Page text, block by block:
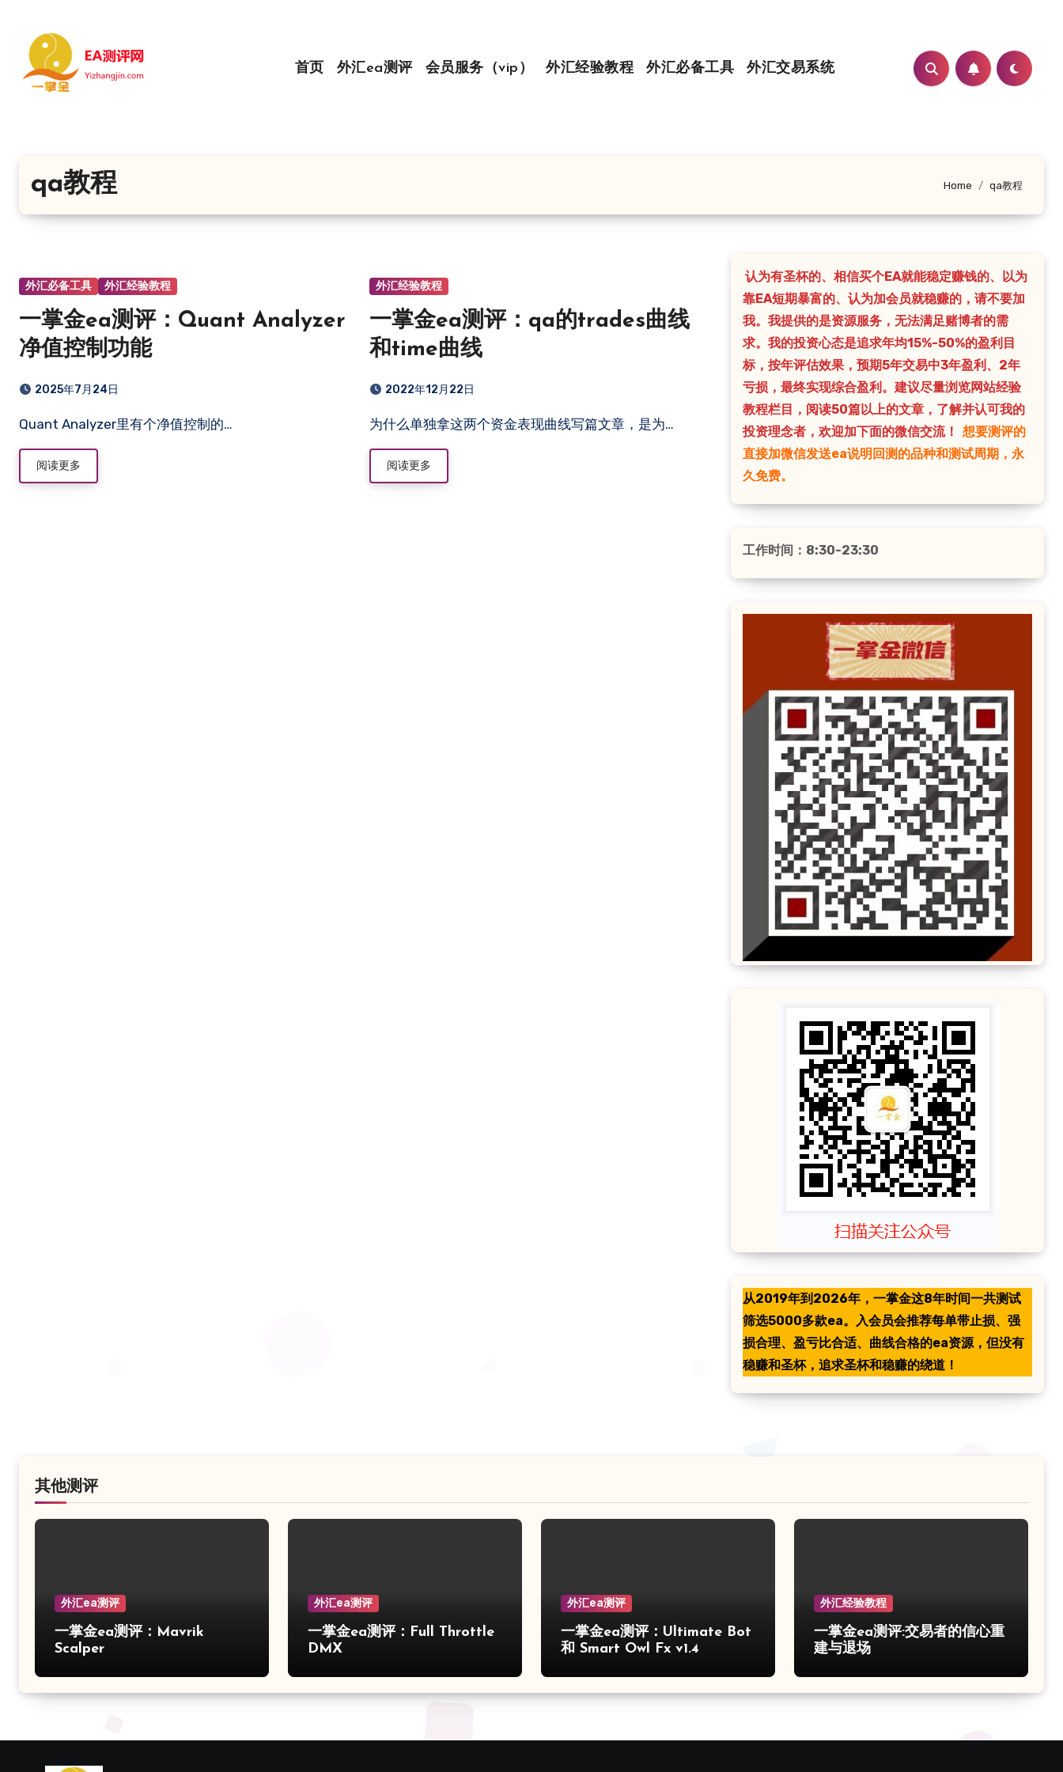
首页 外汇ea测评 会员服务（vip） 外汇经验教程 外汇必备工具 外汇交易系统
qa教程 Home qa教程
外汇必备工具 外汇经验教程
一掌金ea测评：Quant Analyzer
净值控制功能
2025年7月24日
Quant Analyzer里有个净值控制的…
阅读更多
外汇经验教程
一掌金ea测评：qa的trades曲线
和time曲线
2022年12月22日
为什么单独拿这两个资金表现曲线写篇文章，是为…
阅读更多
认为有圣杯的、相信买个EA就能稳定赚钱的、以为
靠EA短期暴富的、认为加会员就稳赚的，请不要加
我。我提供的是资源服务，无法满足赌博者的需
求。我的投资心态是追求年均15%-50%的盈利目
标，按年评估效果，预期5年交易中3年盈利、2年
亏损，最终实现综合盈利。建议尽量浏览网站经验
教程栏目，阅读50篇以上的文章，了解并认可我的
投资理念者，欢迎加下面的微信交流！
想要测评的
直接加微信发送ea说明回测的品种和测试周期，永
久免费。
工作时间：8:30-23:30
从2019年到2026年，一掌金这8年时间一共测试
筛选5000多款ea。入会员会推荐每单带止损、强
损合理、盈亏比合适、曲线合格的ea资源，但没有
稳赚和圣杯，追求圣杯和稳赚的绕道！
其他测评
外汇ea测评
一掌金ea测评：Mavrik
Scalper
外汇ea测评
一掌金ea测评：Full Throttle
DMX
外汇ea测评
一掌金ea测评：Ultimate Bot
和 Smart Owl Fx v1.4
外汇经验教程
一掌金ea测评:交易者的信心重
建与退场